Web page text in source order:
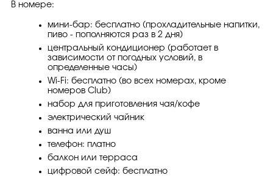
В номере:
мини-бар: бесплатно (прохладительные напитки,
пиво - пополняются раз в 2 дня)
центральный кондиционер (работает в
зависимости от погодных условий, в
определенные часы)
Wi-Fi: бесплатно (во всех номерах, кроме
номеров Club)
набор для приготовления чая/кофе
электрический чайник
ванна или душ
телефон: платно
балкон или терраса
цифровой сейф: бесплатно